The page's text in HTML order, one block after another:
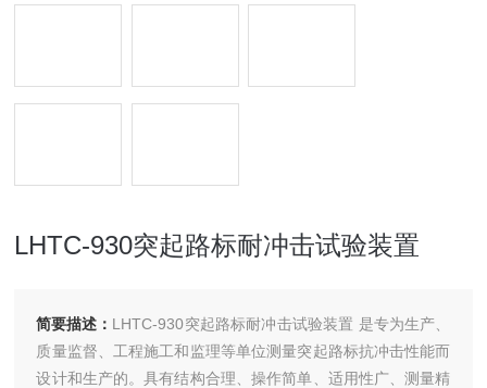
LHTC-930突起路标耐冲击试验装置
简要描述： LHTC-930突起路标耐冲击试验装置 是专为生产、
质量监督、工程施工和监理等单位测量突起路标抗冲击性能而
设计和生产的。具有结构合理、操作简单、适用性广、测量精